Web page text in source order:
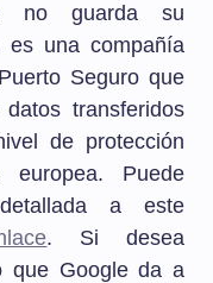
no guarda su
es una compañía
Seguro que
transferidos
de protección
Puede
a este
. Si desea
que Google da a